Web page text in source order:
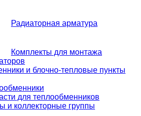
Радиаторная арматура
Комплекты для монтажа
и блочно-тепловые пункты
для теплообменников
и коллекторные группы